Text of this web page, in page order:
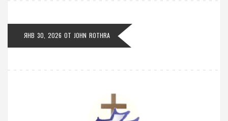
ЯНВ 30, 2026 ОТ JOHN ROTHRA